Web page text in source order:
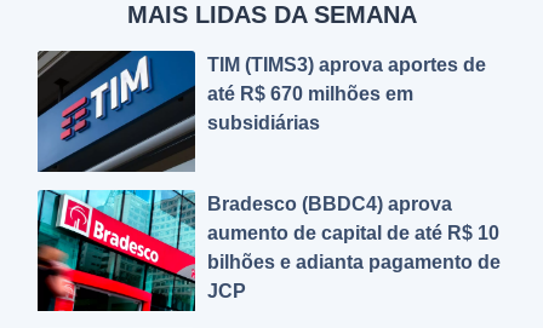
MAIS LIDAS DA SEMANA
TIM (TIMS3) aprova aportes de
até R$ 670 milhões em
subsidiárias
Bradesco (BBDC4) aprova
aumento de capital de até R$ 10
bilhões e adianta pagamento de
JCP